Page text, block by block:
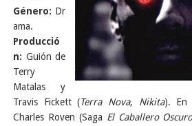
Género: Dr
ama.
Producció
n: Guión de
Terry
Matalas y
Travis Fickett (Terra Nova, Nikita). En
Charles Roven (Saga El Caballero